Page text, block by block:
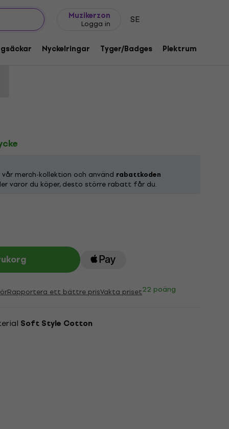
Muzikerzon
Logga in SE
Nyckelringar Tyger/Badges Plektrum
Hammers Logo Grey XL Skjorta
1219655
merch-kollektion och använd rabattkoden
varor du köper, desto större rabatt får du.
Rapportera ett bättre prisVakta priset22 poäng
Soft Style Cotton